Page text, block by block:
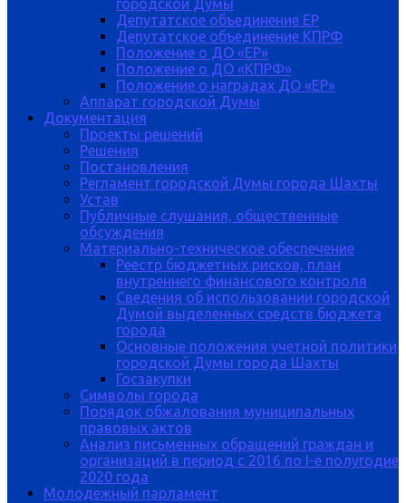
городской Думы
Депутатское объединение ЕР
Депутатское объединение КПРФ
Положение о ДО «ЕР»
Положение о ДО «КПРФ»
Положение о наградах ДО «ЕР»
Аппарат городской Думы
Документация
Проекты решений
Решения
Постановления
Регламент городской Думы города Шахты
Устав
Публичные слушания, общественные
обсуждения
Материально-техническое обеспечение
Реестр бюджетных рисков, план
внутреннего финансового контроля
Сведения об использовании городской
Думой выделенных средств бюджета
города
Основные положения учетной политики
городской Думы города Шахты
Госзакупки
Символы города
Порядок обжалования муниципальных
правовых актов
Анализ письменных обращений граждан и
организаций в период с 2016 по I-е полугодие
2020 года
Молодежный парламент